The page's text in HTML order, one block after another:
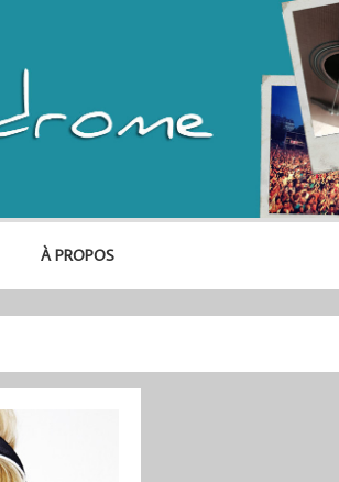
À PROPOS